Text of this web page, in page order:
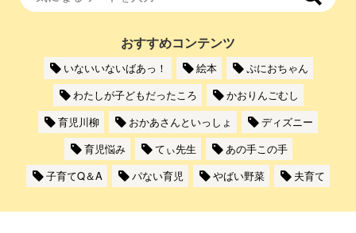
おすすめコンテンツ
いないいないばあっ！ 絵本
ぷにおちゃん
わたしが子どもだったころ
かおりんごむし
育児川柳
おかあさんといっしょ
ディズニー
育児悩み
てぃ先生
あの手この手
子育てQ＆A
パない育児 やばい野菜 夫育て